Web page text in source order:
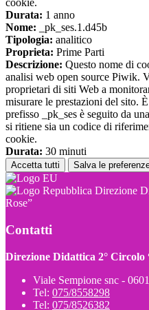
cookie.
Durata: 1 anno
Nome: _pk_ses.1.d45b
Tipologia: analitico
Proprieta: Prime Parti
Descrizione: Questo nome di
analisi web open source Piwik.
proprietari di siti Web a
misurare le prestazioni del sito.
prefisso _pk_ses è seguito da
si ritiene sia un codice di
cookie.
Durata: 30 minuti
Accetta tutti Salva le
Direzione
Rose”
Contatti
Direzione Didattica 2° Circolo
Viale Sempione snc -
Tel: 075/8558298
Tel: 075/8526382